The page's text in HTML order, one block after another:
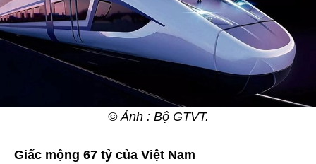
© Ảnh : Bộ GTVT.
Giấc mộng 67 tỷ của Việt Nam